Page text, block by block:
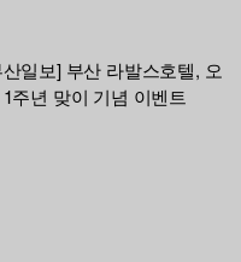
일보] 부산 라발스호텔, 오
주년 맞이 기념 이벤트